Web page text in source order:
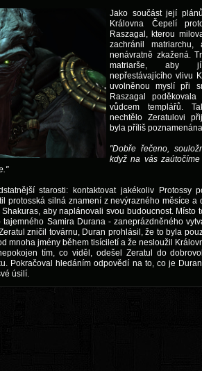
Jako součást její
Královna Čepelí
Raszagal, kterou
zachránil
nenávratně zkažená.
matriarše, aby
nepřestávajícího vlivu
uvolněnou myslí při
Raszagal
vůdcem templářů.
nechtělo Zeratulovi
byla příliš
"Dobře řečeno,
když na vás
starosti: kontaktovat jakékoliv Protossy
protosská silná znamení z nevýrazného měsíce a
aby naplánovali svou budoucnost. Místo
Samira Durana - zaneprázdněného
zničil továrnu, Duran prohlásil, že to byla
mnoha jmény během tisíciletí a že nesloužil
tím, co viděl, odešel Zeratul do
Pokračoval hledáním odpovědí na to, co je
úsilí.